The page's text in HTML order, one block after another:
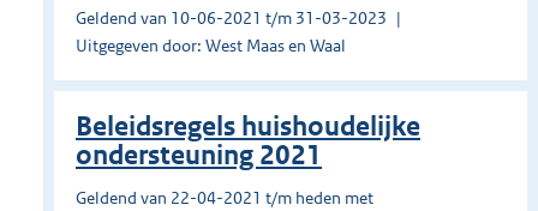
Geldend van 10-06-2021 t/m 31-03-2023
Uitgegeven door: West Maas en Waal
Beleidsregels huishoudelijke
ondersteuning 2021
Geldend van 22-04-2021 t/m heden met